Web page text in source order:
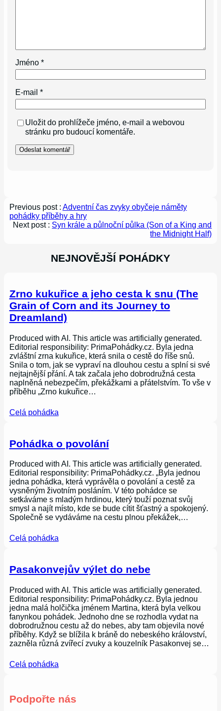
Jméno*
E-mail*
Uložit do prohlížeče jméno, e-mail a webovou
stránku pro budoucí komentáře.
Previous post : Adventní čas zvyky obyčeje náměty
pohádky příběhy a hry
Next post : Syn krále a půlnoční půlka (Son of a King and
the Midnight Half)
NEJNOVĚJŠÍ POHÁDKY
Zrno kukuřice a jeho cesta k snu (The
Grain of Corn and its Journey to
Dreamland)
Produced with AI. This article was artificially generated.
Editorial responsibility: PrimaPohádky.cz. Byla jedna
zvláštní zrna kukuřice, která snila o cestě do říše snů.
Snila o tom, jak se vypraví na dlouhou cestu a splní si své
nejtajnější přání. A tak začala jeho dobrodružná cesta
naplněná nebezpečím, překážkami a přátelstvím. To vše v
příběhu „Zrno kukuřice…
Celá pohádka
Pohádka o povolání
Produced with AI. This article was artificially generated.
Editorial responsibility: PrimaPohádky.cz. „Byla jednou
jedna pohádka, která vyprávěla o povolání a cestě za
vysněným životním posláním. V této pohádce se
setkáváme s mladým hrdinou, který touží poznat svůj
smysl a najít místo, kde se bude cítit šťastný a spokojený.
Společně se vydáváme na cestu plnou překážek,…
Celá pohádka
Pasakonvejův výlet do nebe
Produced with AI. This article was artificially generated.
Editorial responsibility: PrimaPohádky.cz. Byla jednou
jedna malá holčička jménem Martina, která byla velkou
fanynkou pohádek. Jednoho dne se rozhodla vydat na
dobrodružnou cestu až do nebes, aby tam objevila nové
příběhy. Když se blížila k bráně do nebeského království,
zazněla různá zvířecí zvuky a kouzelník Pasakonvej se…
Celá pohádka
Podpořte nás